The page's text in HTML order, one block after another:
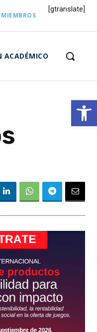
Abrir
[gtranslate]
ACADÉMICO